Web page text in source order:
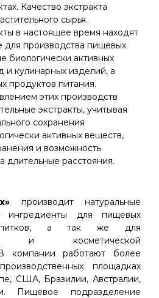
Качество экстракта
сырья.
в настоящее время находят
производства пищевых
биологически активных
кулинарных изделий, а
продуктов питания.
этих производств
экстракты, учитывая
сохранения
активных веществ,
и возможность
длительные расстояния.
производит натуральные
ингредиенты для пищевых
а так же для
и косметической
компании работают более
площадках
США, Бразилии, Австралии,
Пищевое подразделение